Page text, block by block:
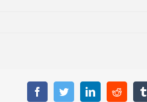
FacebookTwitterLinkedinReddit